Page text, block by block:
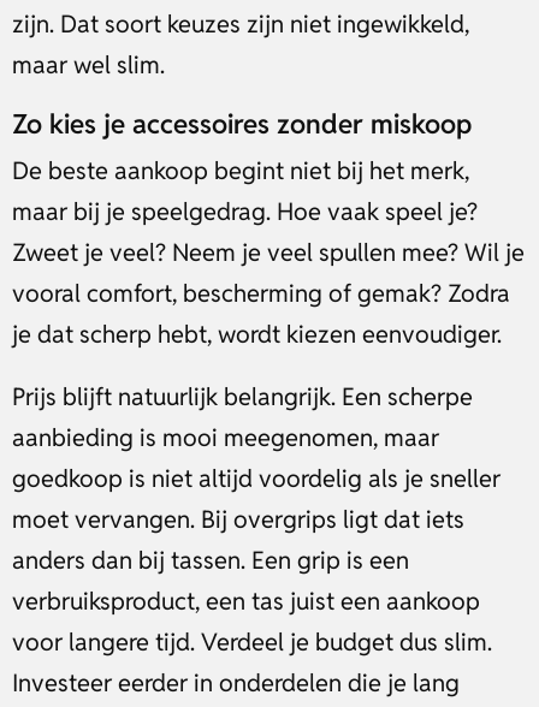
zijn. Dat soort keuzes zijn niet ingewikkeld,
maar wel slim.
Zo kies je accessoires zonder miskoop
De beste aankoop begint niet bij het merk,
maar bij je speelgedrag. Hoe vaak speel je?
Zweet je veel? Neem je veel spullen mee? Wil je
vooral comfort, bescherming of gemak? Zodra
je dat scherp hebt, wordt kiezen eenvoudiger.
Prijs blijft natuurlijk belangrijk. Een scherpe
aanbieding is mooi meegenomen, maar
goedkoop is niet altijd voordelig als je sneller
moet vervangen. Bij overgrips ligt dat iets
anders dan bij tassen. Een grip is een
verbruiksproduct, een tas juist een aankoop
voor langere tijd. Verdeel je budget dus slim.
Investeer eerder in onderdelen die je lang